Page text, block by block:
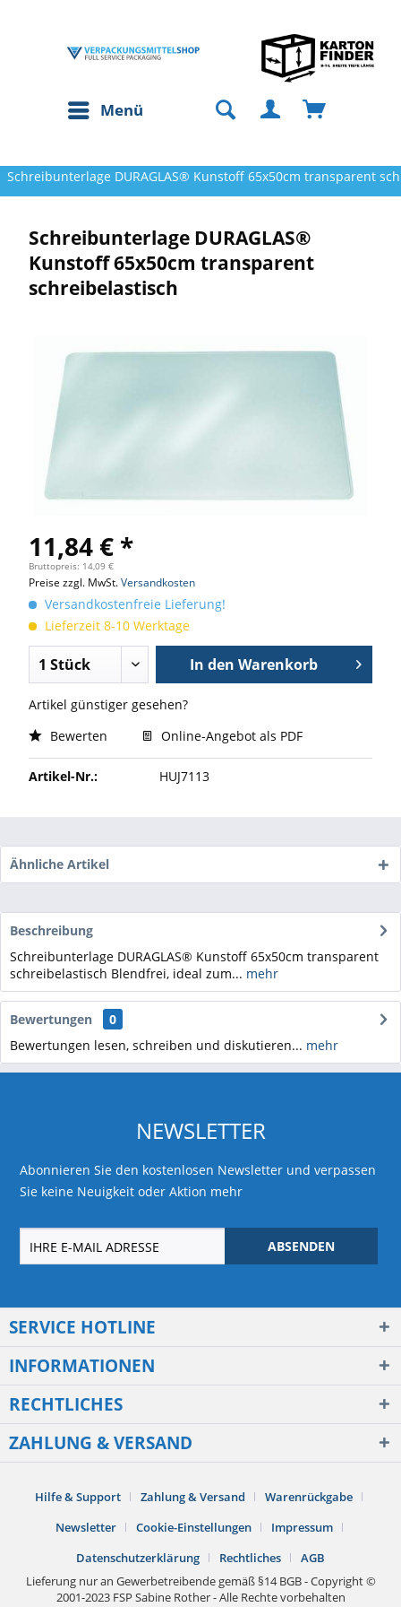
Menü
Schreibunterlage DURAGLAS® Kunstoff 65x50cm transparent
Schreibunterlage DURAGLAS®
Kunstoff 65x50cm transparent
schreibelastisch
11,84 € *
Bruttopreis: 14,09 €
Preise zzgl. MwSt.Versandkosten
Versandkostenfreie Lieferung!
Lieferzeit 8-10 Werktage
In den Warenkorb
Artikel günstiger gesehen?
Bewerten
Online-Angebot als PDF
Artikel-Nr.: HUJ7113
Ähnliche Artikel
Beschreibung
Schreibunterlage DURAGLAS® Kunstoff 65x50cm transparent
schreibelastisch Blendfrei, ideal zum... mehr
Bewertungen
0
Bewertungen lesen, schreiben und diskutieren... mehr
NEWSLETTER
Abonnieren Sie den kostenlosen Newsletter und verpassen
Sie keine Neuigkeit oder Aktion mehr
ABSENDEN
SERVICE HOTLINE
INFORMATIONEN
RECHTLICHES
ZAHLUNG & VERSAND
Hilfe & Support Zahlung & Versand
Warenrückgabe
Newsletter
Cookie-Einstellungen
Impressum
Datenschutzerklärung
Rechtliches
AGB
Lieferung nur an Gewerbetreibende gemäß §14 BGB - Copyright ©
2001-2023 FSP Sabine Rother - Alle Rechte vorbehalten